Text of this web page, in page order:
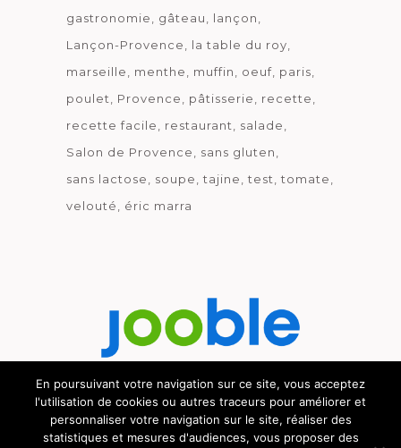
gastronomie
gâteau
lançon
Lançon-Provence
la table du roy
marseille
menthe muffin oeuf paris
poulet
Provence pâtisserie
recette
recette facile
restaurant
salade
Salon de Provence
sans gluten
sans lactose
soupe tajine test
tomate
velouté
éric marra
Découvrez le métier de la cuisine.
En poursuivant votre navigation sur ce site, vous acceptez
l'utilisation de cookies ou autres traceurs pour améliorer et
personnaliser votre navigation sur le site, réaliser des
statistiques et mesures d'audiences, vous proposer des